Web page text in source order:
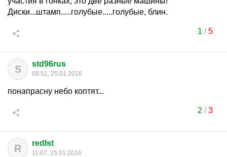
Диски...штамп.....голубые.....голубые, блин.
1 /5
S std96rus
09:51, 25.01.2016
понапрасну небо коптят...
2 /3
R redIst
11:07, 25.01.2016